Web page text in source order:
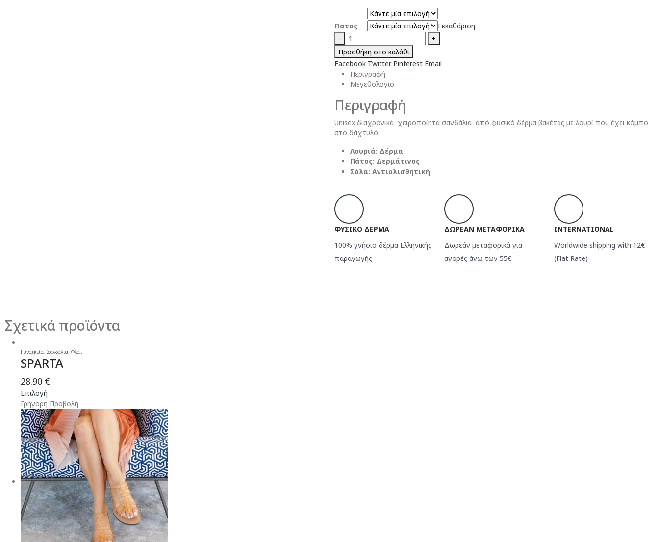
Πατος
Εκκαθάριση
-
+
Προσθήκη στο καλάθι
Facebook Twitter Pinterest Email
Περιγραφή
Μεγεθολογιο
Περιγραφή
Unisex διαχρονικά χειροποίητα σανδάλια από φυσικό δέρμα βακέτας με λουρί που έχει κόμπο
στο δάχτυλο.
Λουριά: Δέρμα
Πάτος: Δερμάτινος
Σόλα: Αντιολισθητική
ΦΥΣΙΚΟ ΔΕΡΜΑ
100% γνήσιο δέρμα Ελληνικής
παραγωγής
ΔΩΡΕΑΝ ΜΕΤΑΦΟΡΙΚΑ
Δωρεάν μεταφορικά για
αγορές άνω των 55€
INTERNATIONAL
Worldwide shipping with 12€
(Flat Rate)
Σχετικά προϊόντα
Γυναικεία, Σανδάλια, Φλατ
SPARTA
28.90 €
Επιλογή
το
προϊόν
έχει
πολλαπλές
παραλλαγές.
Οι
επιλογές
μπορούν
να
επιλεγούν
στη
σελίδα
του
προϊόντος
Γρήγορη Προβολή